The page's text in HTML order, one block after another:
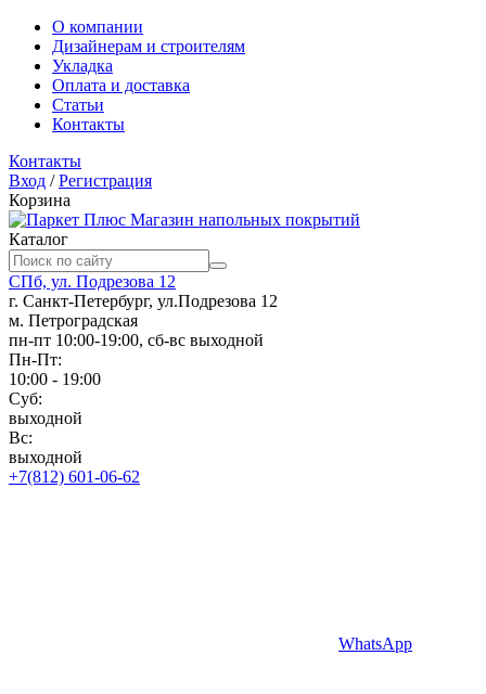
О компании
Дизайнерам и строителям
Укладка
Оплата и доставка
Статьи
Контакты
Контакты
Вход /Регистрация
Корзина
Магазин напольных покрытий
Каталог
СПб, ул. Подрезова 12
г. Санкт-Петербург, ул.Подрезова 12
м. Петроградская
пн-пт 10:00-19:00, сб-вс выходной
Пн-Пт:
10:00 - 19:00
Суб:
выходной
Вс:
выходной
+7(812) 601-06-62
WhatsApp